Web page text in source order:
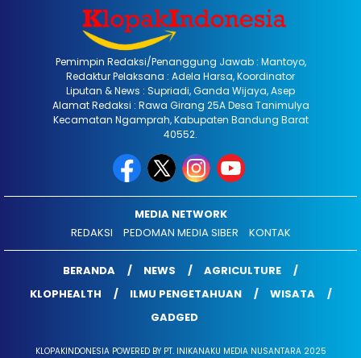
Pemimpin Redaksi/Penanggung Jawab : Mantoyo,
Redaktur Pelaksana : Adela Harsa, Koordinator
Liputan & News : Supriadi, Ganda Wijaya, Asep
Alamat Redaksi : Rawa Girang 25A Desa Tanimulya
Kecamatan Ngamprah, Kabupaten Bandung Barat
40552.
MEDIA NETWORK
REDAKSI
PEDOMAN MEDIA SIBER KONTAK
BERANDA NEWS
AGRICULTURE
KLOPHEALTH
ILMU PENGETAHUAN
WISATA
GADGED
KLOPAKINDONESIA POWERED BY PT. INIKANAKU MEDIA NUSANTARA 2025